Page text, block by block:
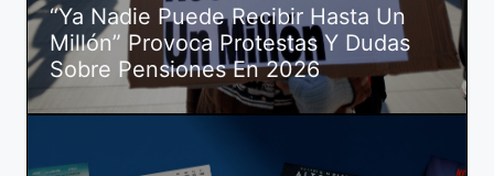
“Ya Nadie Puede Recibir Hasta Un
Millón” Provoca Protestas Y Dudas
Sobre Pensiones En 2026